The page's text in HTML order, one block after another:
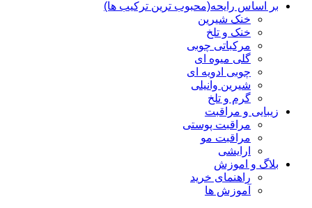
بر اساس رایحه(محبوب ترین ترکیب ها)
خنک شیرین
خنک و تلخ
مرکباتی چوبی
گلی میوه ای
چوبی ادویه ای
شیرین وانیلی
گرم و تلخ
زیبایی و مراقبت
مراقبت پوستی
مراقبت مو
ارایشی
بلاگ و اموزش
راهنمای خرید
آموزش ها